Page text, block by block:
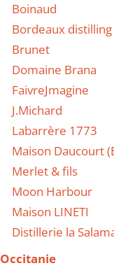
Boinaud
Bordeaux
Brunet
Domaine Brana
FaivreJmagine
J.Michard
Labarrère 1773
Maison Daucourt
Merlet & fils
Moon Harbour
Maison LINETI
Distillerie la
Occitanie